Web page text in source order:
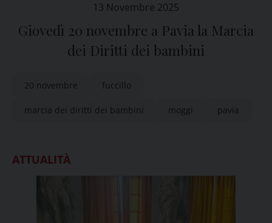
13 Novembre 2025
Giovedì 20 novembre a Pavia la Marcia
dei Diritti dei bambini
20 novembre fuccillo
marcia dei diritti dei bambini moggi pavia
ATTUALITÀ